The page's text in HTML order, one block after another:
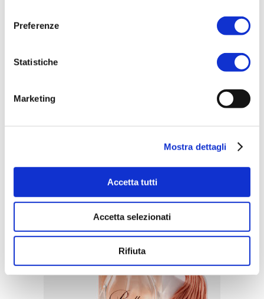
Preferenze
Statistiche
Marketing
Mostra dettagli
Accetta tutti
Accetta selezionati
Rifiuta
AQUA DI SORRENTO | TERRAZZA
SU CAPRI SCENTED WATER